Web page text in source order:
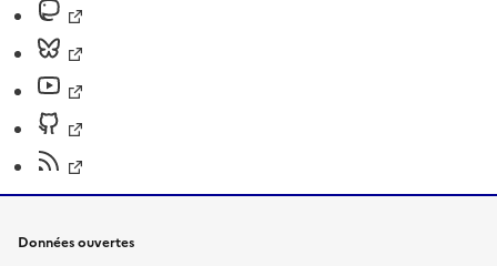
Données ouvertes